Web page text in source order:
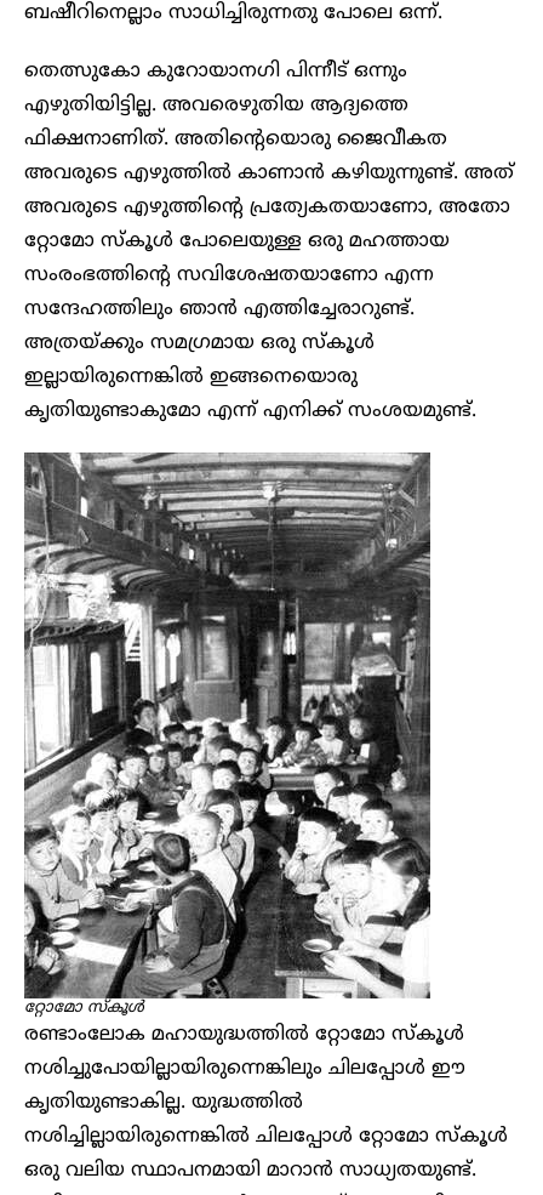
ബഷീറിനെല്ലാം സാധിച്ചിരുന്നതു പോലെ ഒന്ന്.
തെത്സുകോ കുറോയാനഗി പിന്നീട് ഒന്നും
എഴുതിയിട്ടില്ല. അവരെഴുതിയ ആദ്യത്തെ
ഫിക്ഷനാണിത്. അതിന്റെയൊരു ജൈവീകത
അവരുടെ എഴുത്തിൽ കാണാൻ കഴിയുന്നുണ്ട്. അത്
അവരുടെ എഴുത്തിന്റെ പ്രത്യേകതയാണോ, അതോ
റ്റോമോ സ്കൂൾ പോലെയുള്ള ഒരു മഹത്തായ
സംരംഭത്തിന്റെ സവിശേഷതയാണോ എന്ന
സന്ദേഹത്തിലും ഞാൻ എത്തിച്ചേരാറുണ്ട്.
അത്രയ്ക്കും സമഗ്രമായ ഒരു സ്കൂൾ
ഇല്ലായിരുന്നെങ്കിൽ ഇങ്ങനെയൊരു
കൃതിയുണ്ടാകുമോ എന്ന് എനിക്ക് സംശയമുണ്ട്.
റ്റോമോ സ്കൂൾ
രണ്ടാംലോക മഹായുദ്ധത്തിൽ റ്റോമോ സ്കൂൾ
നശിച്ചുപോയില്ലായിരുന്നെങ്കിലും ചിലപ്പോൾ ഈ
കൃതിയുണ്ടാകില്ല. യുദ്ധത്തിൽ
നശിച്ചില്ലായിരുന്നെങ്കിൽ ചിലപ്പോൾ റ്റോമോ സ്കൂൾ
ഒരു വലിയ സ്ഥാപനമായി മാറാൻ സാധ്യതയുണ്ട്.